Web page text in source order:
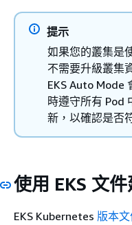
提示
如果您的叢集是
不需要升級叢集
EKS Auto Mode
時遵守所有 Pod
新，以確認是否
使用 EKS 文
EKS Kubernetes 版本